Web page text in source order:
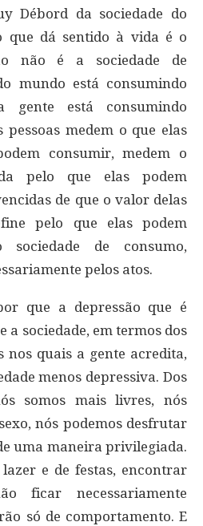
Débord da sociedade do
que dá sentido à vida é o
não é a sociedade de
mundo está consumindo
gente está consumindo
pessoas medem o que elas
consumir, medem o
pelo que elas podem
de que o valor delas
pelo que elas podem
sociedade de consumo,
pelos atos.
que a depressão que é
a sociedade, em termos dos
nos quais a gente acredita,
menos depressiva. Dos
somos mais livres, nós
nós podemos desfrutar
uma maneira privilegiada.
e de festas, encontrar
ficar necessariamente
só de comportamento. E